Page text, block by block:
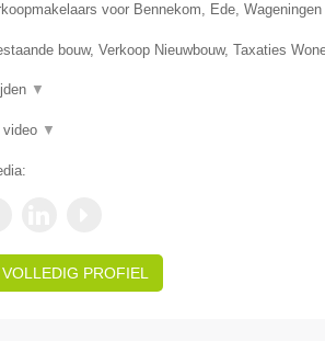
voor Bennekom, Ede,
bouw, Verkoop Nieuwbouw, Taxaties
▼
video ▼
PROFIEL